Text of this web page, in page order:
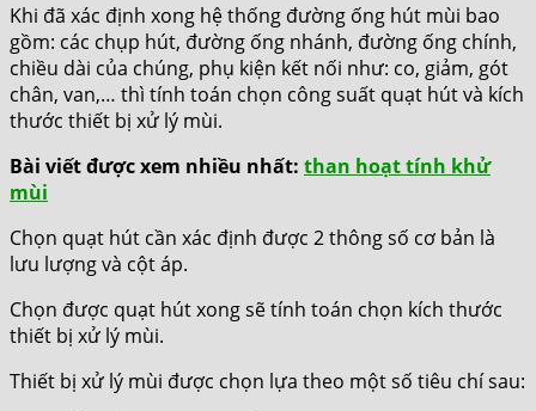
Khi đã xác định xong hệ thống đường ống hút mùi bao
gồm: các chụp hút, đường ống nhánh, đường ống chính,
chiều dài của chúng, phụ kiện kết nối như: co, giảm, gót
chân, van,… thì tính toán chọn công suất quạt hút và kích
thước thiết bị xử lý mùi.
Bài viết được xem nhiều nhất: than hoạt tính khử
mùi
Chọn quạt hút cần xác định được 2 thông số cơ bản là
lưu lượng và cột áp.
Chọn được quạt hút xong sẽ tính toán chọn kích thước
thiết bị xử lý mùi.
Thiết bị xử lý mùi được chọn lựa theo một số tiêu chí sau: